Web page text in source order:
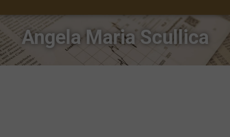
Angela Maria Scullica